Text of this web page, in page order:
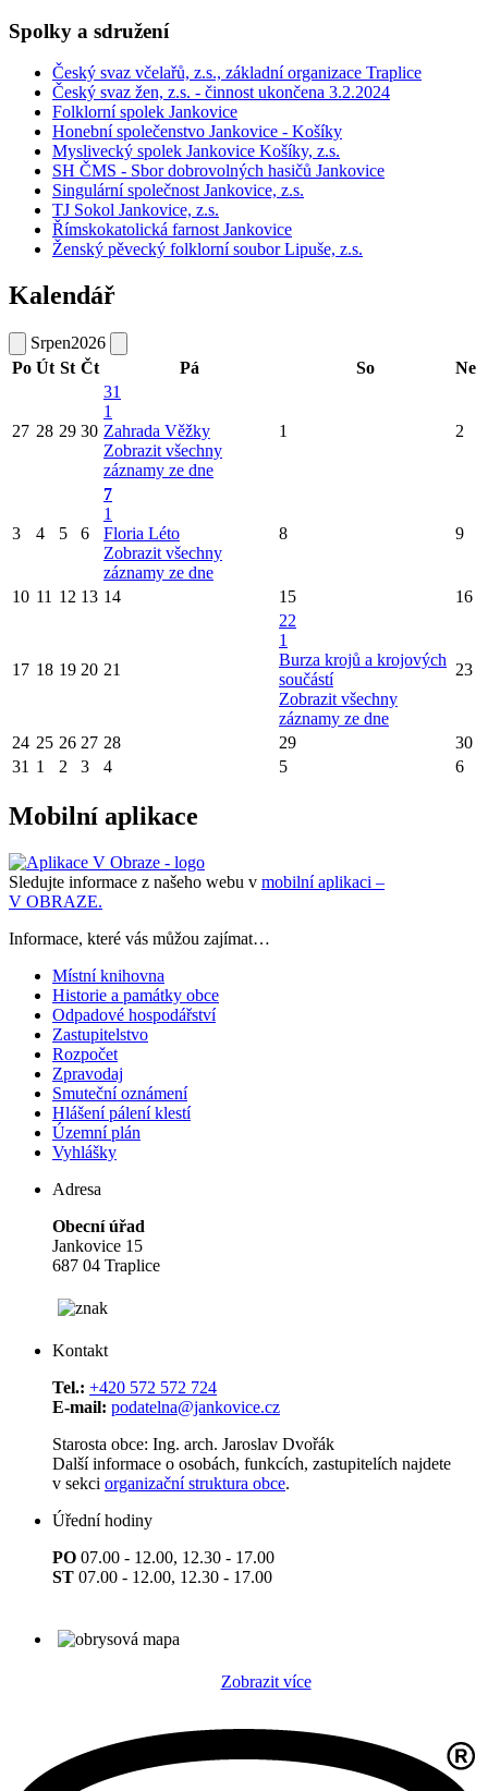
Spolky a sdružení
Český svaz včelařů, z.s., základní organizace Traplice
Český svaz žen, z.s. - činnost ukončena 3.2.2024
Folklorní spolek Jankovice
Honební společenstvo Jankovice - Košíky
Myslivecký spolek Jankovice Košíky, z.s.
SH ČMS - Sbor dobrovolných hasičů Jankovice
Singulární společnost Jankovice, z.s.
TJ Sokol Jankovice, z.s.
Římskokatolická farnost Jankovice
Ženský pěvecký folklorní soubor Lipuše, z.s.
Kalendář
Srpen2026
Po Út St Čt Pá So Ne
27 28 29 30
31
1
Zahrada Věžky
Zobrazit všechny
záznamy ze dne
1 2
3 4 5 6
7
1
Floria Léto
Zobrazit všechny
záznamy ze dne
8 9
10 11 12 13 14 15 16
17 18 19 20 21
22
1
Burza krojů a krojových
součástí
Zobrazit všechny
záznamy ze dne
23
24 25 26 27 28 29
30
31 1 2 3 4 5 6
Mobilní aplikace
Sledujte informace z našeho webu v mobilní aplikaci –
V OBRAZE.
Informace, které vás můžou zajímat…
Místní knihovna
Historie a památky obce
Odpadové hospodářství
Zastupitelstvo
Rozpočet
Zpravodaj
Smuteční oznámení
Hlášení pálení klestí
Územní plán
Vyhlášky
Adresa
Obecní úřad
Jankovice 15
687 04 Traplice
Kontakt
Tel.: +420 572 572 724
E-mail: podatelna@jankovice.cz
Starosta obce: Ing. arch. Jaroslav Dvořák
Další informace o osobách, funkcích, zastupitelích najdete
v sekci organizační struktura obce.
Úřední hodiny
PO 07.00 - 12.00, 12.30 - 17.00
ST 07.00 - 12.00, 12.30 - 17.00
Zobrazit více